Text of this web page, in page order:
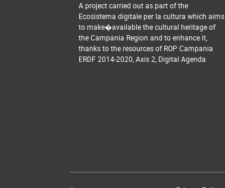
A project carried out as part of the
Ecosistema digitale per la cultura which aims
to make�available the cultural heritage of
the Campania Region and to enhance it,
thanks to the resources of ROP Campania
ERDF 2014-2020, Axis 2, Digital Agenda